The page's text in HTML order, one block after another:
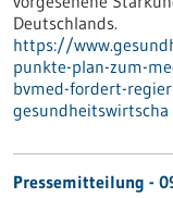
Deutschlands.
https://
punkte-plan-zum-
bvmed-fordert-
gesundheitswirtscha
Pressemitteilung -